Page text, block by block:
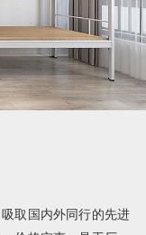
取国内外同行的先进